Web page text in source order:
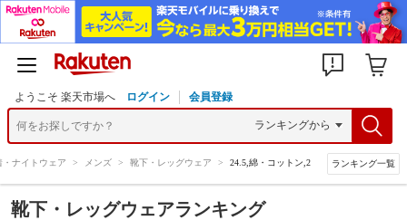
ようこそ 楽天市場へ ログイン 会員登録
ナイトウェア > メンズ > 靴下・レッグウェア > 24.5,綿・コットン,2 ランキング一覧
靴下・レッグウェアランキング